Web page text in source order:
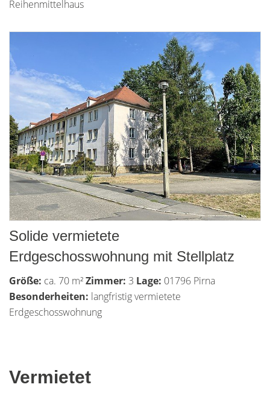
Reihenmittelhaus
Solide vermietete
Erdgeschosswohnung mit Stellplatz
Größe: ca. 70 m²Zimmer: 3 Lage: 01796 Pirna
Besonderheiten: langfristig vermietete
Erdgeschosswohnung
Vermietet